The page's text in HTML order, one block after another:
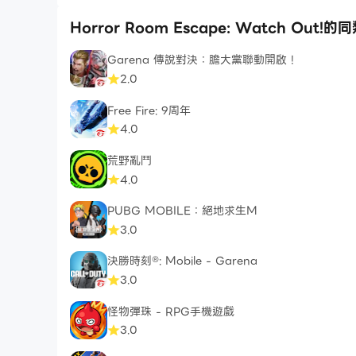
Horror Room Escape: Watch Out!的同
Garena 傳說對決：膽大黨聯動開啟！
2.0
Free Fire: 9周年
4.0
荒野亂鬥
4.0
PUBG MOBILE：絕地求生M
3.0
決勝時刻®: Mobile - Garena
3.0
怪物彈珠 - RPG手機遊戲
3.0